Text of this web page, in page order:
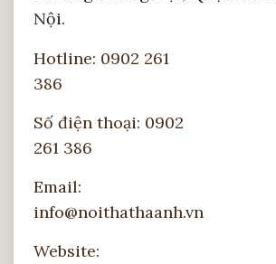
Nội.
Hotline: 0902 261
386
Số điện thoại: 0902
261 386
Email:
info@noithathaanh.vn
Website: